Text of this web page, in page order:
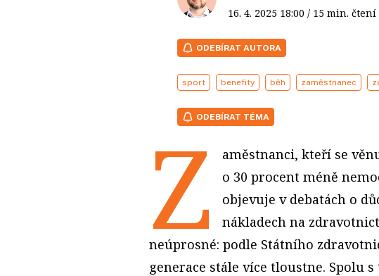
16. 4. 2025 18:00 / 15 min.
ODEBÍRAT AUTORA
sport benefity běh zaměstnanec
ODEBÍRAT TÉMA
Z
aměstnanci, kteří se
o 30 procent méně
objevuje v debatách o
nákladech na
neúprosné: podle Státního
generace stále více tloustne. Spolu